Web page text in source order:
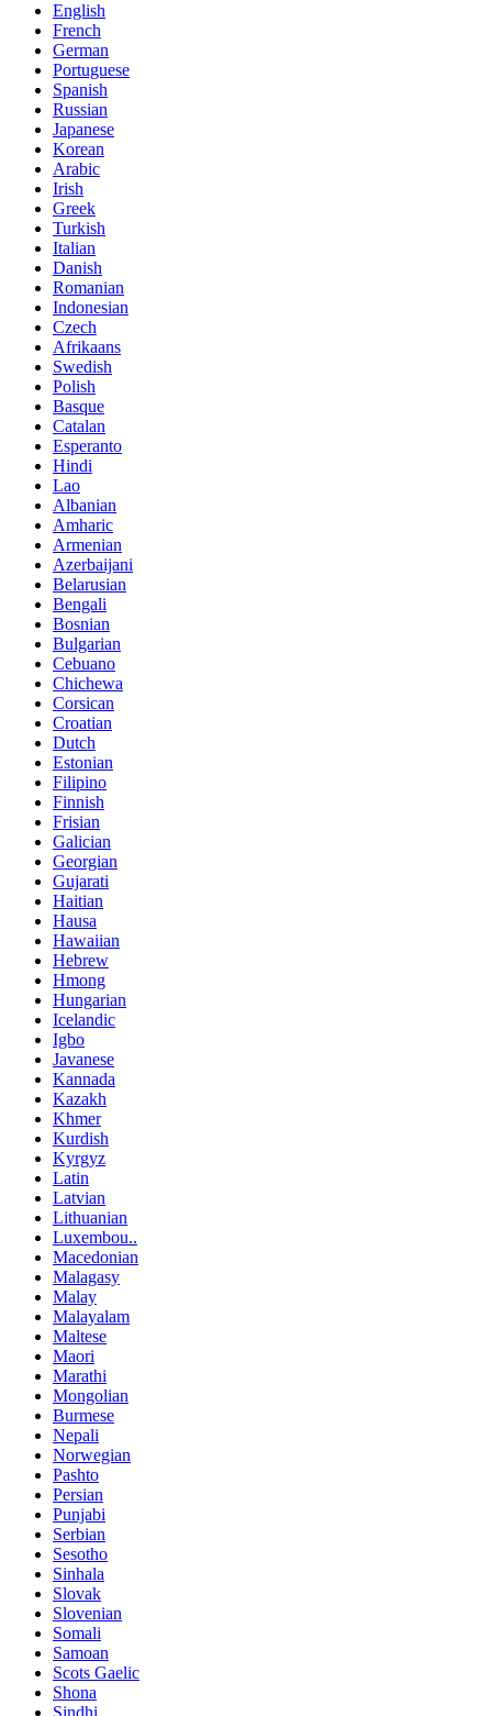
English
French
German
Portuguese
Spanish
Russian
Japanese
Korean
Arabic
Irish
Greek
Turkish
Italian
Danish
Romanian
Indonesian
Czech
Afrikaans
Swedish
Polish
Basque
Catalan
Esperanto
Hindi
Lao
Albanian
Amharic
Armenian
Azerbaijani
Belarusian
Bengali
Bosnian
Bulgarian
Cebuano
Chichewa
Corsican
Croatian
Dutch
Estonian
Filipino
Finnish
Frisian
Galician
Georgian
Gujarati
Haitian
Hausa
Hawaiian
Hebrew
Hmong
Hungarian
Icelandic
Igbo
Javanese
Kannada
Kazakh
Khmer
Kurdish
Kyrgyz
Latin
Latvian
Lithuanian
Luxembou..
Macedonian
Malagasy
Malay
Malayalam
Maltese
Maori
Marathi
Mongolian
Burmese
Nepali
Norwegian
Pashto
Persian
Punjabi
Serbian
Sesotho
Sinhala
Slovak
Slovenian
Somali
Samoan
Scots Gaelic
Shona